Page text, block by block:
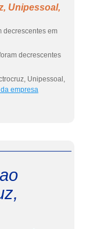
Unipessoal,
decrescentes em
decrescentes
Unipessoal,
empresa